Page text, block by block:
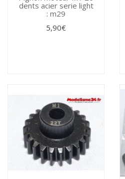
dents acier serie light
: m29
5,90€